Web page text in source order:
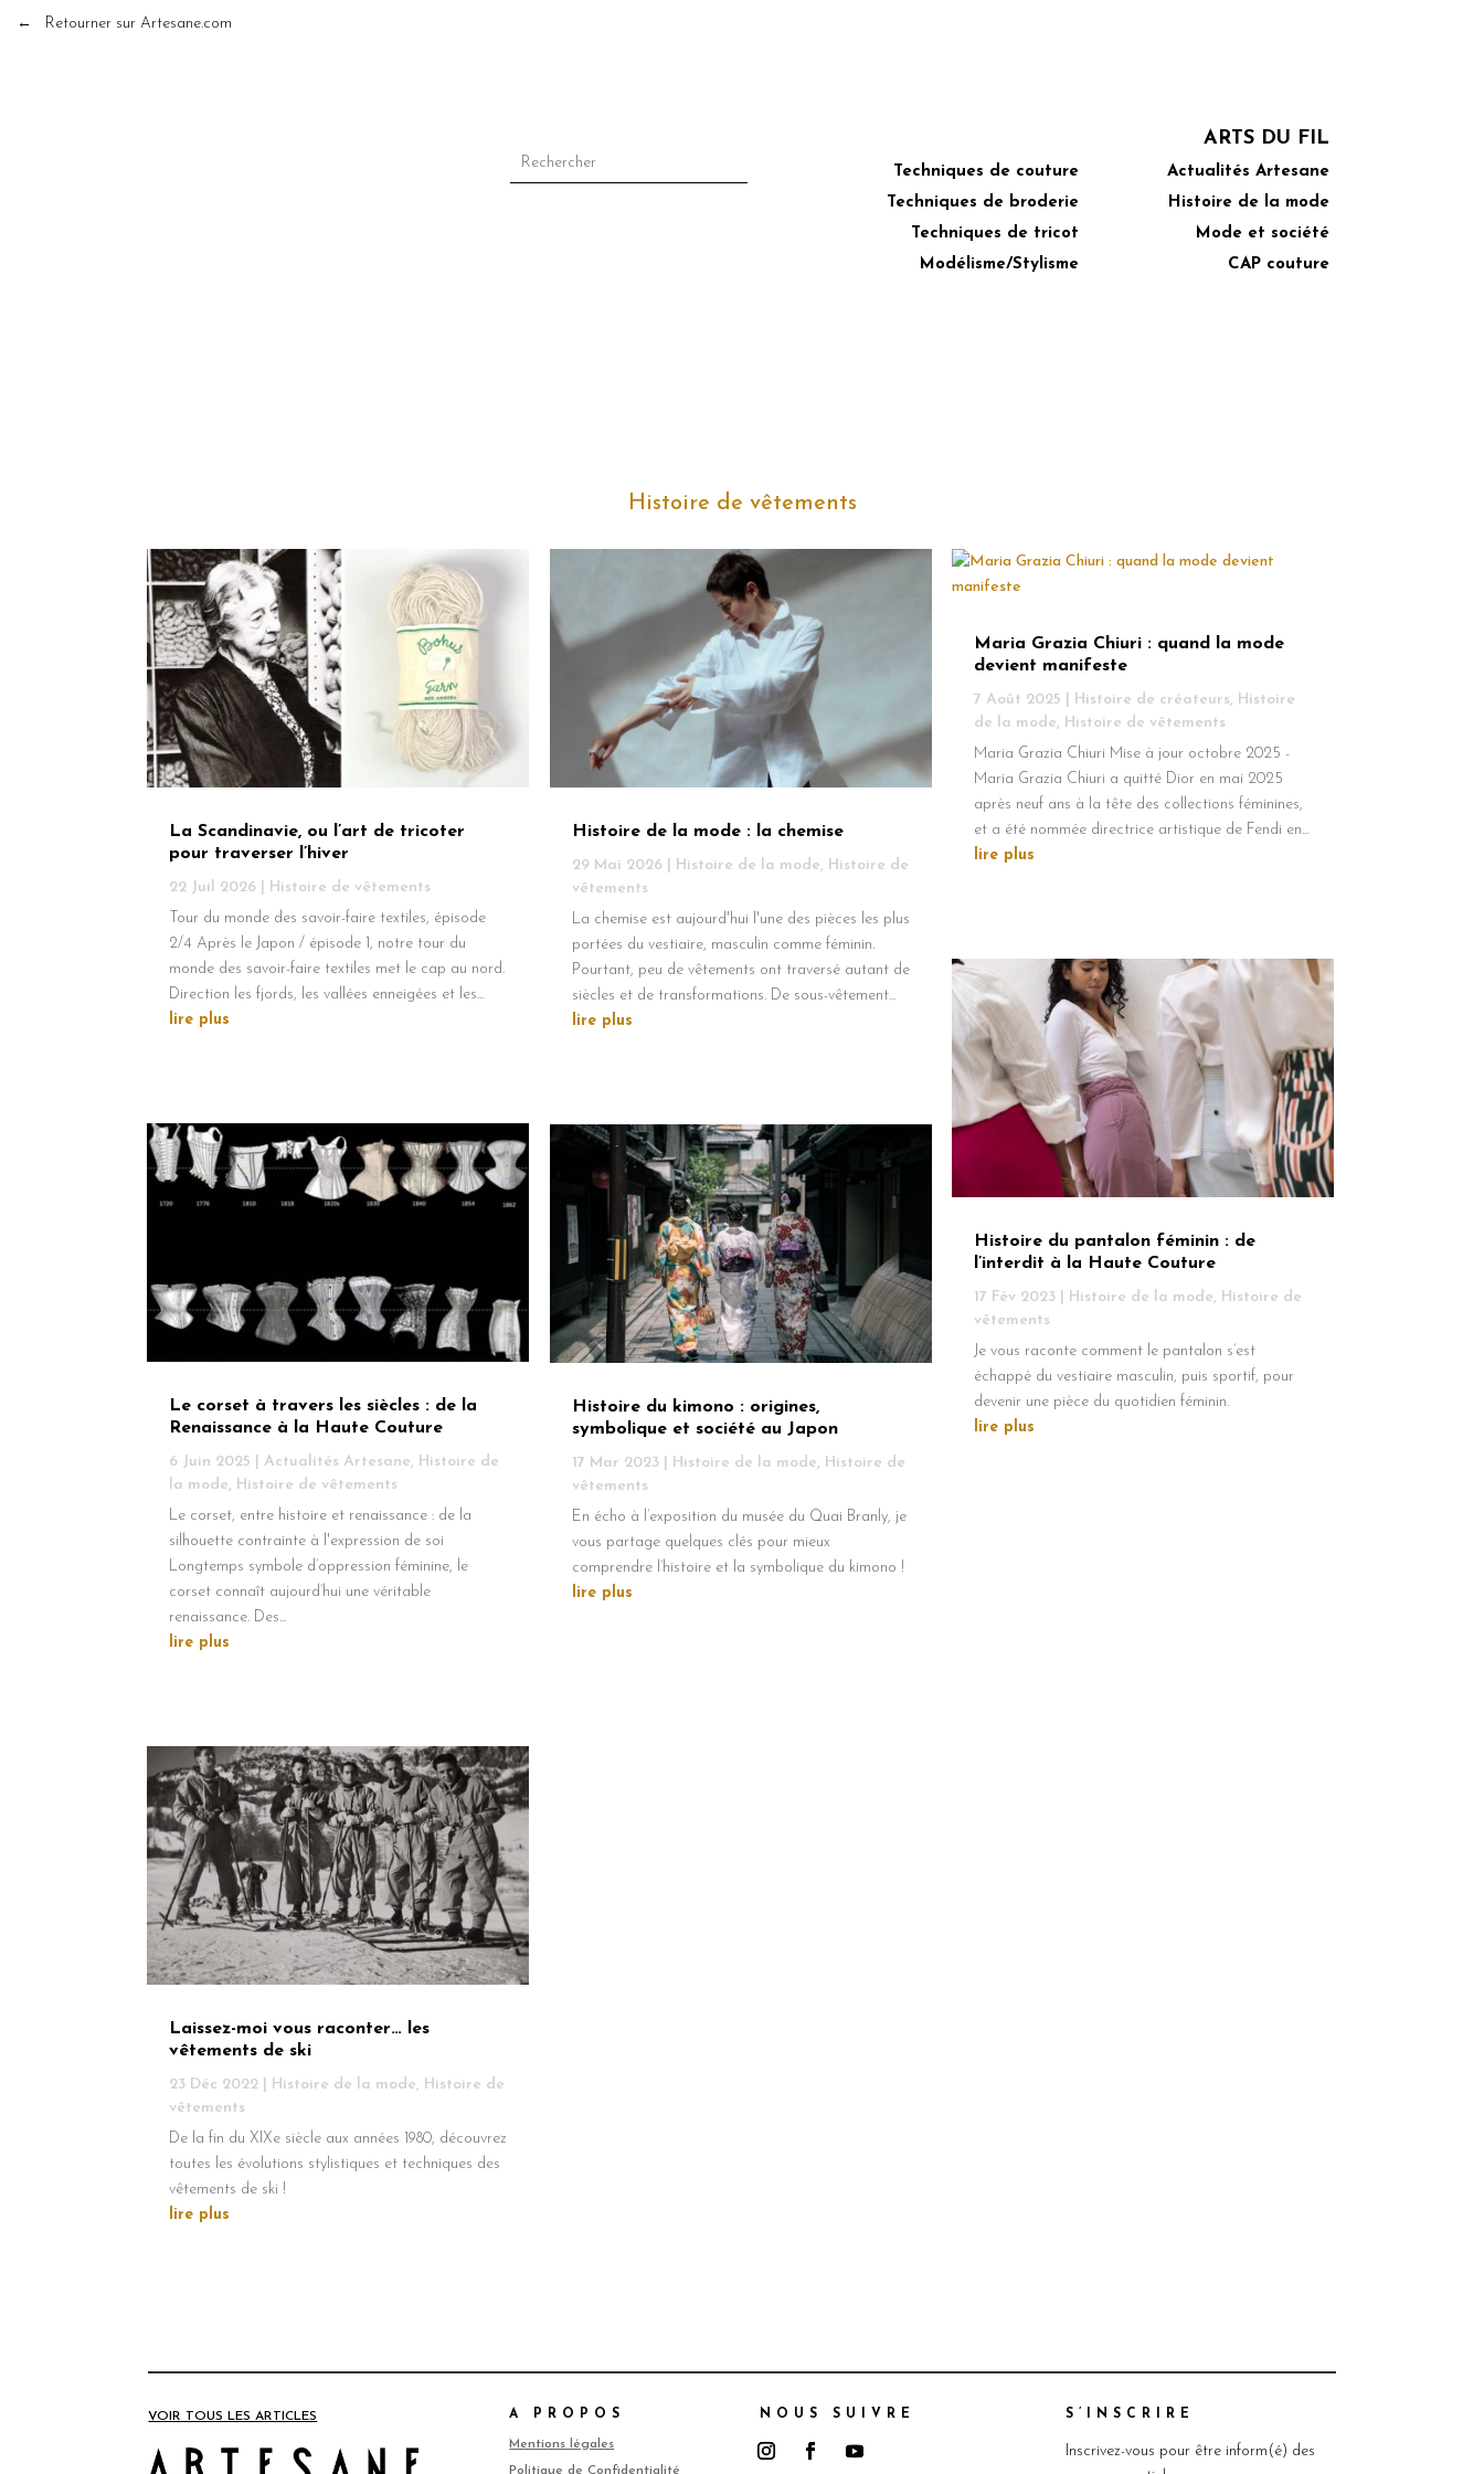
← Retourner sur Artesane.com
Techniques de couture
Techniques de broderie
Techniques de tricot
Modélisme/Stylisme
ARTS DU FIL
Actualités Artesane
Histoire de la mode
Mode et société
CAP couture
Histoire de vêtements
La Scandinavie, ou l’art de tricoter
pour traverser l’hiver
22 Juil 2026
Histoire de vêtements
Tour du monde des savoir-faire textiles, épisode
2/4 Après le Japon / épisode 1, notre tour du
monde des savoir-faire textiles met le cap au nord.
Direction les fjords, les vallées enneigées et les...
lire plus
Le corset à travers les siècles : de la
Renaissance à la Haute Couture
6 Juin 2025 Actualités Artesane, Histoire de
la mode, Histoire de vêtements
Le corset, entre histoire et renaissance : de la
silhouette contrainte à l'expression de soi
Longtemps symbole d’oppression féminine, le
corset connaît aujourd’hui une véritable
renaissance. Des...
lire plus
Laissez-moi vous raconter… les
vêtements de ski
23 Déc 2022 Histoire de la mode, Histoire de
vêtements
De la fin du XIXe siècle aux années 1980, découvrez
toutes les évolutions stylistiques et techniques des
vêtements de ski !
lire plus
Histoire de la mode : la chemise
29 Mai 2026| Histoire de la mode, Histoire de
vêtements
La chemise est aujourd'hui l'une des pièces les plus
portées du vestiaire, masculin comme féminin.
Pourtant, peu de vêtements ont traversé autant de
siècles et de transformations. De sous-vêtement...
lire plus
Histoire du kimono : origines,
symbolique et société au Japon
17 Mar 2023| Histoire de la mode, Histoire de
vêtements
En écho à l’exposition du musée du Quai Branly, je
vous partage quelques clés pour mieux
comprendre l’histoire et la symbolique du kimono !
lire plus
Maria Grazia Chiuri : quand la mode
devient manifeste
7 Août 2025 Histoire de créateurs, Histoire
de la mode, Histoire de vêtements
Maria Grazia Chiuri Mise à jour octobre 2025 -
Maria Grazia Chiuri a quitté Dior en mai 2025
après neuf ans à la tête des collections féminines,
et a été nommée directrice artistique de Fendi en...
lire plus
Histoire du pantalon féminin : de
l’interdit à la Haute Couture
17 Fév 2023 Histoire de la mode, Histoire de
vêtements
Je vous raconte comment le pantalon s’est
échappé du vestiaire masculin, puis sportif, pour
devenir une pièce du quotidien féminin.
lire plus
VOIR TOUS LES ARTICLES A PROPOS
Mentions légales
Politique de Confidentialité
NOUS SUIVRE S’INSCRIRE
Inscrivez-vous pour être inform(é) des